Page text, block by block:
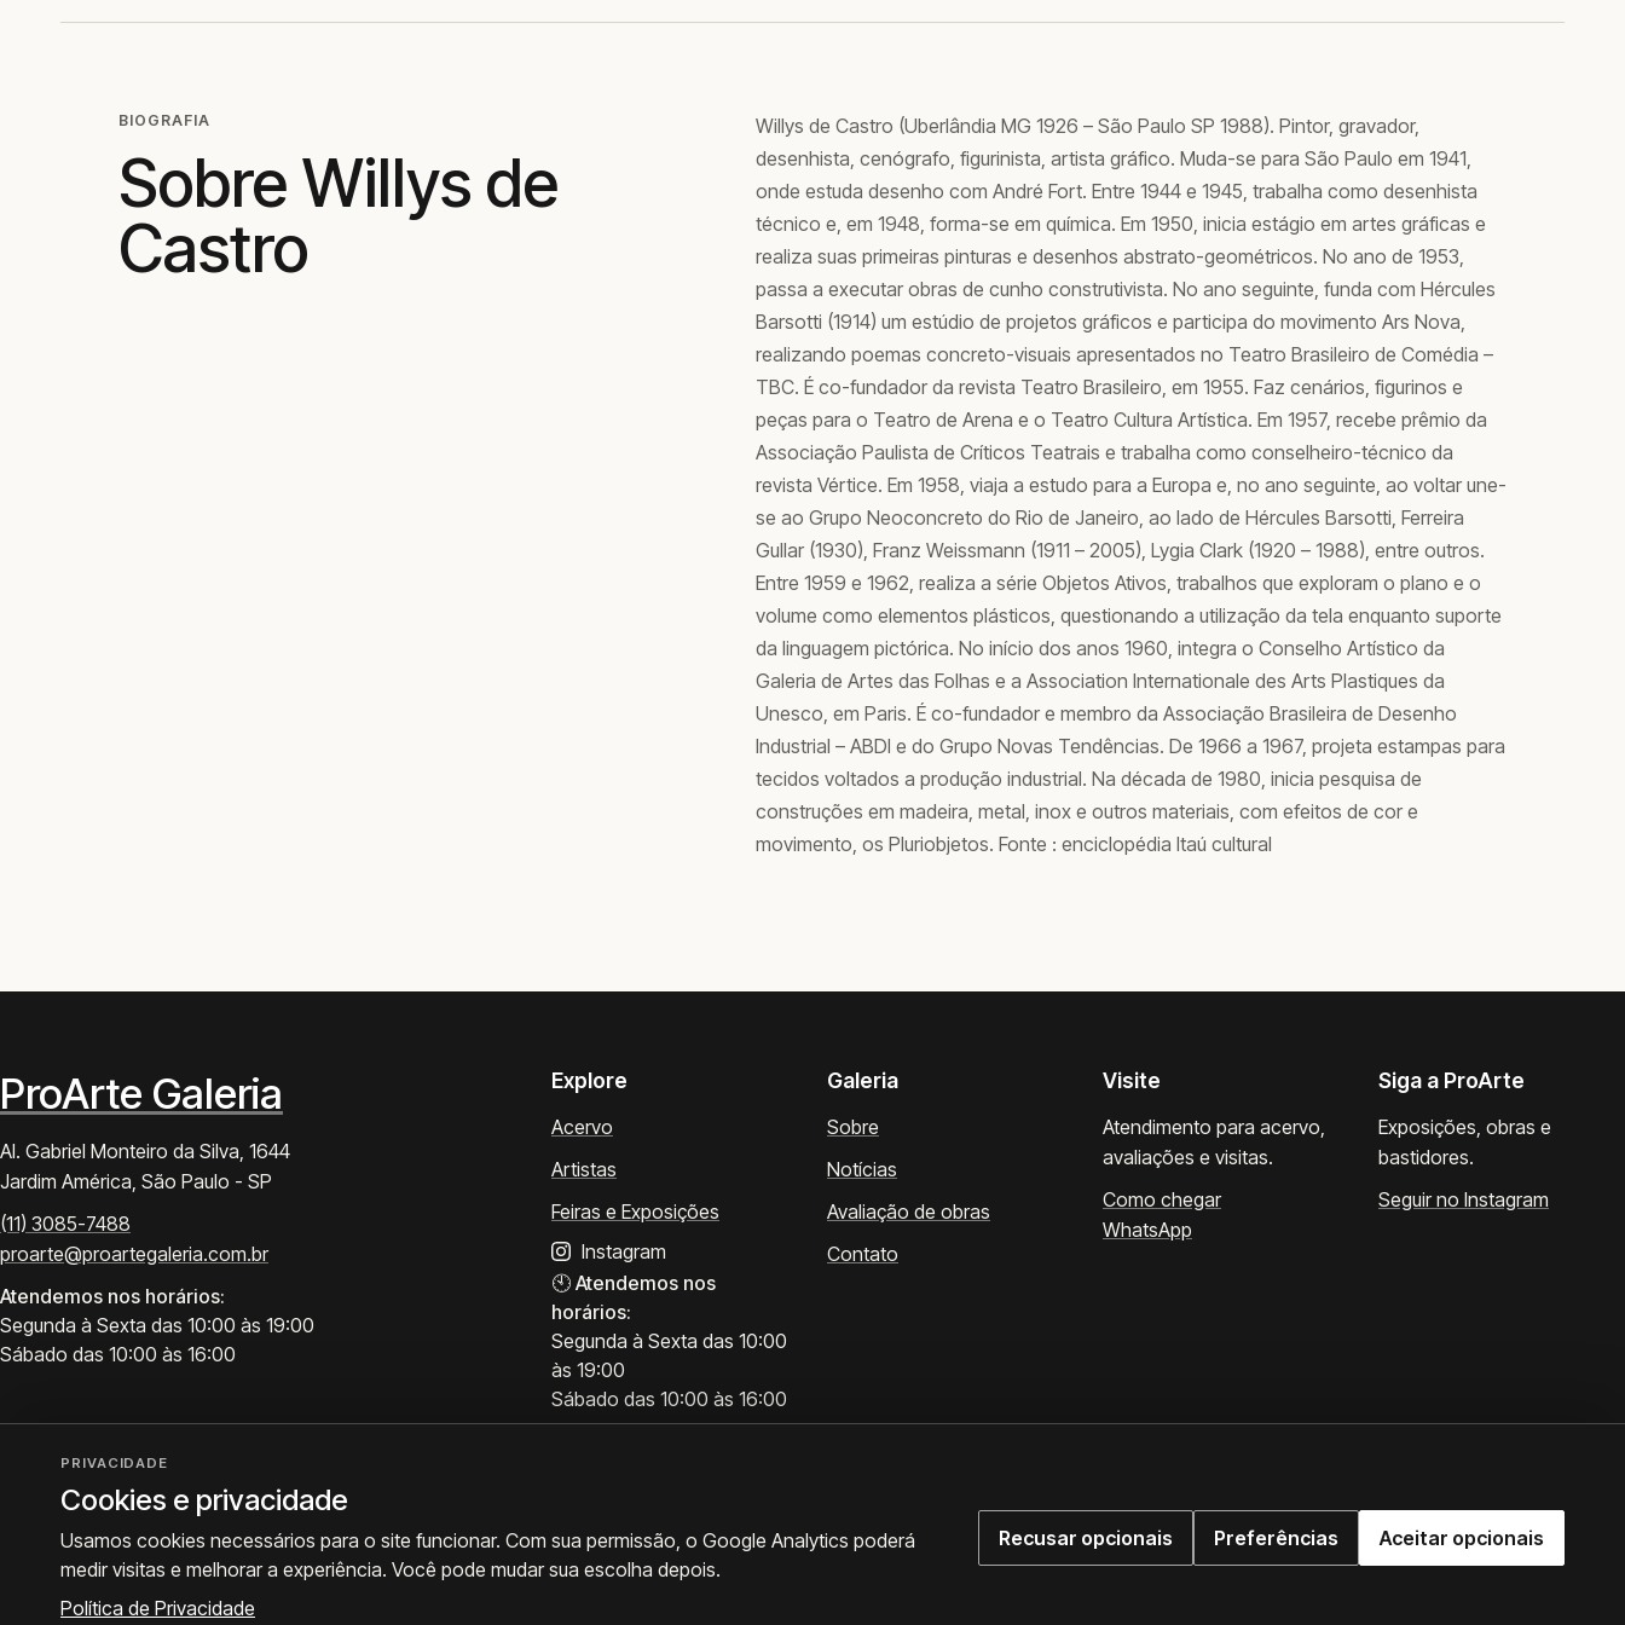
BIOGRAFIA
Sobre Willys de
Castro
Willys de Castro (Uberlândia MG 1926 – São Paulo SP 1988). Pintor, gravador,
desenhista, cenógrafo, figurinista, artista gráfico. Muda-se para São Paulo em 1941,
onde estuda desenho com André Fort. Entre 1944 e 1945, trabalha como desenhista
técnico e, em 1948, forma-se em química. Em 1950, inicia estágio em artes gráficas e
realiza suas primeiras pinturas e desenhos abstrato-geométricos. No ano de 1953,
passa a executar obras de cunho construtivista. No ano seguinte, funda com Hércules
Barsotti (1914) um estúdio de projetos gráficos e participa do movimento Ars Nova,
realizando poemas concreto-visuais apresentados no Teatro Brasileiro de Comédia –
TBC. É co-fundador da revista Teatro Brasileiro, em 1955. Faz cenários, figurinos e
peças para o Teatro de Arena e o Teatro Cultura Artística. Em 1957, recebe prêmio da
Associação Paulista de Críticos Teatrais e trabalha como conselheiro-técnico da
revista Vértice. Em 1958, viaja a estudo para a Europa e, no ano seguinte, ao voltar une-
se ao Grupo Neoconcreto do Rio de Janeiro, ao lado de Hércules Barsotti, Ferreira
Gullar (1930), Franz Weissmann (1911 – 2005), Lygia Clark (1920 – 1988), entre outros.
Entre 1959 e 1962, realiza a série Objetos Ativos, trabalhos que exploram o plano e o
volume como elementos plásticos, questionando a utilização da tela enquanto suporte
da linguagem pictórica. No início dos anos 1960, integra o Conselho Artístico da
Galeria de Artes das Folhas e a Association Internationale des Arts Plastiques da
Unesco, em Paris. É co-fundador e membro da Associação Brasileira de Desenho
Industrial – ABDI e do Grupo Novas Tendências. De 1966 a 1967, projeta estampas para
tecidos voltados a produção industrial. Na década de 1980, inicia pesquisa de
construções em madeira, metal, inox e outros materiais, com efeitos de cor e
movimento, os Pluriobjetos. Fonte : enciclopédia Itaú cultural
ProArte Galeria
Al. Gabriel Monteiro da Silva, 1644
Jardim América, São Paulo - SP
(11) 3085-7488
proarte@proartegaleria.com.br
Atendemos nos horários:
Segunda à Sexta das 10:00 às 19:00
Sábado das 10:00 às 16:00
Explore
Acervo
Artistas
Feiras e Exposições
Instagram
🕙 Atendemos nos
horários:
Segunda à Sexta das 10:00
às 19:00
Sábado das 10:00 às 16:00
Galeria
Sobre
Notícias
Avaliação de obras
Contato
Visite
Atendimento para acervo,
avaliações e visitas.
Como chegar
WhatsApp
Siga a ProArte
Exposições, obras e
bastidores.
Seguir no Instagram
PRIVACIDADE
Cookies e privacidade
Usamos cookies necessários para o site funcionar. Com sua permissão, o Google Analytics poderá
medir visitas e melhorar a experiência. Você pode mudar sua escolha depois.
Política de Privacidade
Recusar opcionais Preferências Aceitar opcionais